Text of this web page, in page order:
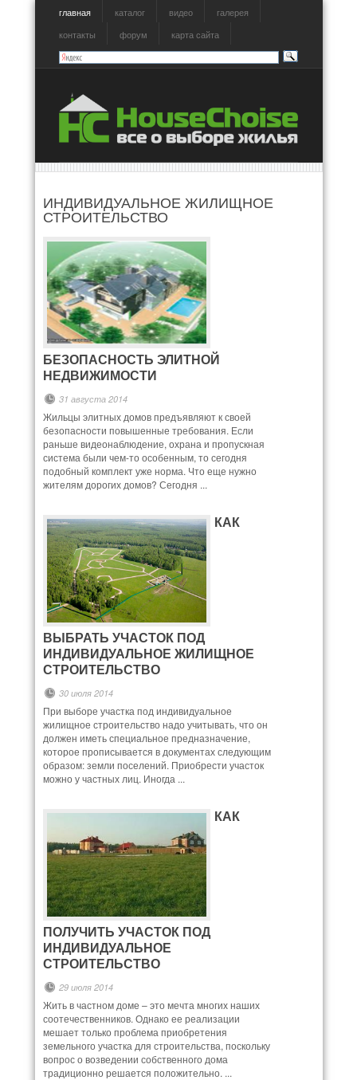
главная каталог видео
галерея
контакты
форум карта сайта
ИНДИВИДУАЛЬНОЕ ЖИЛИЩНОЕ
СТРОИТЕЛЬСТВО
БЕЗОПАСНОСТЬ ЭЛИТНОЙ
НЕДВИЖИМОСТИ
31 августа 2014
Жильцы элитных домов предъявляют к своей
безопасности повышенные требования. Если
раньше видеонаблюдение, охрана и пропускная
система были чем-то особенным, то сегодня
подобный комплект уже норма. Что еще нужно
жителям дорогих домов? Сегодня ...
КАК
ВЫБРАТЬ УЧАСТОК ПОД
ИНДИВИДУАЛЬНОЕ ЖИЛИЩНОЕ
СТРОИТЕЛЬСТВО
30 июля 2014
При выборе участка под индивидуальное
жилищное строительство надо учитывать, что он
должен иметь специальное предназначение,
которое прописывается в документах следующим
образом: земли поселений. Приобрести участок
можно у частных лиц. Иногда ...
КАК
ПОЛУЧИТЬ УЧАСТОК ПОД
ИНДИВИДУАЛЬНОЕ
СТРОИТЕЛЬСТВО
29 июля 2014
Жить в частном доме – это мечта многих наших
соотечественников. Однако ее реализации
мешает только проблема приобретения
земельного участка для строительства, поскольку
вопрос о возведении собственного дома
традиционно решается положительно. ...